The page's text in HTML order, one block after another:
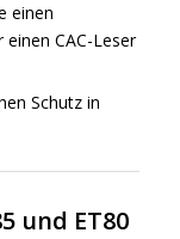
einen
CAC-Leser
Schutz in
und ET80